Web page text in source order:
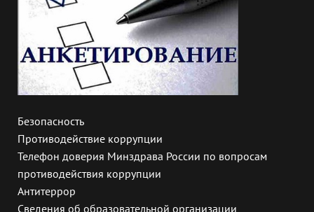
Безопасность
Противодействие коррупции
Телефон доверия Минздрава России по вопросам
противодействия коррупции
Антитеррор
Сведения об образовательной организации